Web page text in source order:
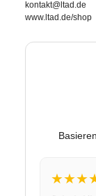
kontakt@ltad.de
www.ltad.de/shop